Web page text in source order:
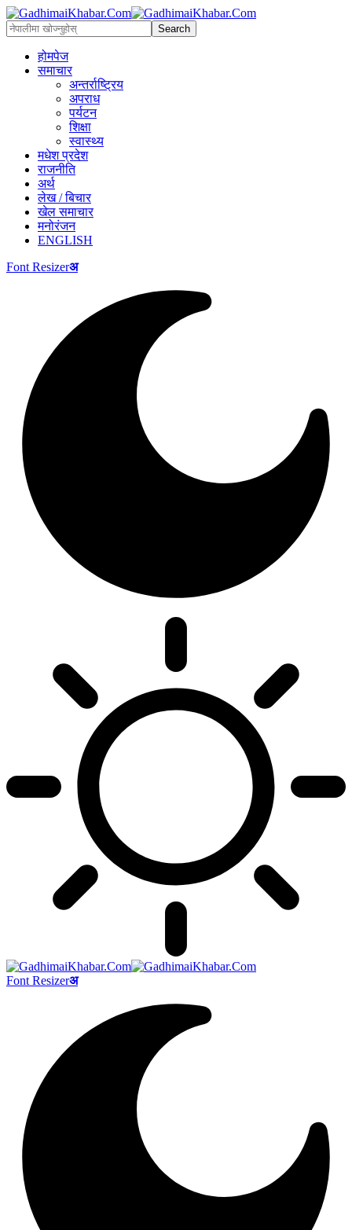
होमपेज
समाचार
अन्तर्राष्ट्रिय
अपराध
पर्यटन
शिक्षा
स्वास्थ्य
मधेश प्रदेश
राजनीति
अर्थ
लेख / बिचार
खेल समाचार
मनोरंजन
ENGLISH
Font Resizerअ
Font Resizerअ